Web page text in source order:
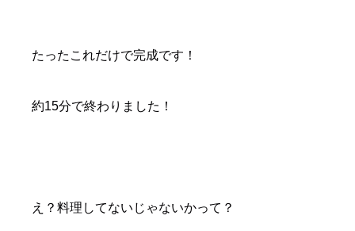
たったこれだけで完成です！
約15分で終わりました！
え？料理してないじゃないかって？